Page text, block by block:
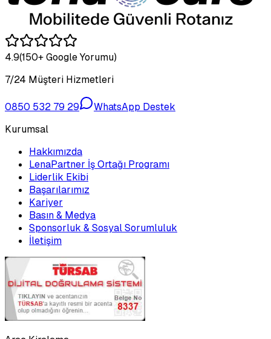
4.9(150+ Google Yorumu)
7/24 Müşteri Hizmetleri
0850 532 79 29
WhatsApp Destek
Kurumsal
Hakkımızda
LenaPartner İş Ortağı Programı
Liderlik Ekibi
Başarılarımız
Kariyer
Basın & Medya
Sponsorluk & Sosyal Sorumluluk
İletişim